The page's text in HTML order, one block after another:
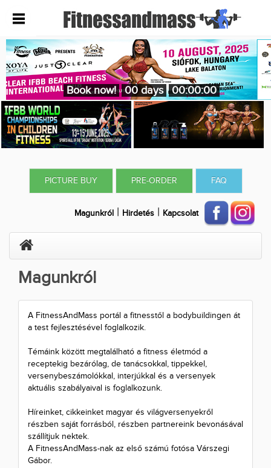
Book now! 00 days 00:00:00
PICTURE BUY PRE-ORDER FAQ
Magunkról | Hirdetés | Kapcsolat
Magunkról
A FitnessAndMass portál a fitnesstől a bodybuildingen át
a test fejlesztésével foglalkozik.
Témáink között megtalálható a fitness életmód a
receptekig bezárólag, de tanácsokkal, tippekkel,
versenybeszámolókkal, interjúkkal és a versenyek
aktuális szabályaival is foglalkozunk.
Híreinket, cikkeinket magyar és világversenyekről
részben saját forrásból, részben partnereink bevonásával
szállítjuk nektek.
A FitnessAndMass-nak az első számú fotósa Várszegi
Gábor.